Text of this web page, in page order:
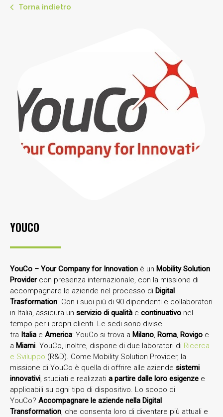
Torna indietro
YOUCO
YouCo – Your Company for Innovation è un Mobility Solution
Providercon presenza internazionale, con la missione di
accompagnare le aziende nel processo di Digital
Trasformation. Con i suoi più di 90 dipendenti e collaboratori
in Italia, assicura un servizio di qualità e continuativo nel
tempo per i propri clienti. Le sedi sono divise
tra Italia e America: YouCo si trova a Milano, Roma, Rovigo e
a Miami. YouCo, inoltre, dispone di due laboratori di Ricerca
e Sviluppo (R&D). Come Mobility Solution Provider, la
missione di YouCo è quella di offrire alle aziende sistemi
innovativi, studiati e realizzati a partire dalle loro esigenze e
applicabili su ogni tipo di dispositivo. Lo scopo di
YouCo? Accompagnare le aziende nella Digital
Transformation, che consenta loro di diventare più attuali e